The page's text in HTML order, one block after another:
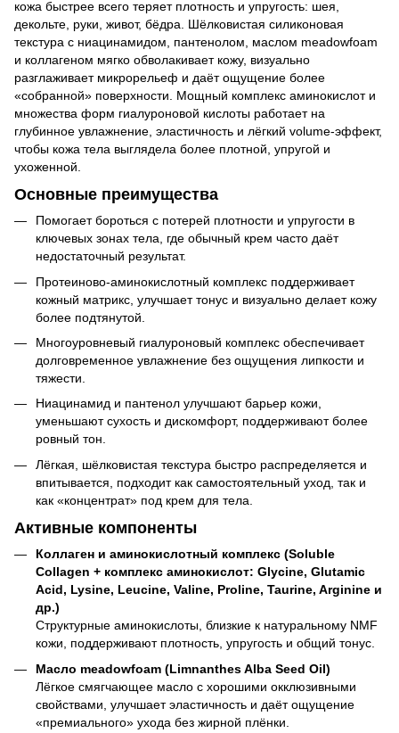
кожа быстрее всего теряет плотность и упругость: шея,
декольте, руки, живот, бёдра. Шёлковистая силиконовая
текстура с ниацинамидом, пантенолом, маслом meadowfoam
и коллагеном мягко обволакивает кожу, визуально
разглаживает микрорельеф и даёт ощущение более
«собранной» поверхности. Мощный комплекс аминокислот и
множества форм гиалуроновой кислоты работает на
глубинное увлажнение, эластичность и лёгкий volume-эффект,
чтобы кожа тела выглядела более плотной, упругой и
ухоженной.
Основные преимущества
Помогает бороться с потерей плотности и упругости в
ключевых зонах тела, где обычный крем часто даёт
недостаточный результат.
Протеиново-аминокислотный комплекс поддерживает
кожный матрикс, улучшает тонус и визуально делает кожу
более подтянутой.
Многоуровневый гиалуроновый комплекс обеспечивает
долговременное увлажнение без ощущения липкости и
тяжести.
Ниацинамид и пантенол улучшают барьер кожи,
уменьшают сухость и дискомфорт, поддерживают более
ровный тон.
Лёгкая, шёлковистая текстура быстро распределяется и
впитывается, подходит как самостоятельный уход, так и
как «концентрат» под крем для тела.
Активные компоненты
Коллаген и аминокислотный комплекс (Soluble
Collagen + комплекс аминокислот: Glycine, Glutamic
Acid, Lysine, Leucine, Valine, Proline, Taurine, Arginine и
др.)
Структурные аминокислоты, близкие к натуральному NMF
кожи, поддерживают плотность, упругость и общий тонус.
Масло meadowfoam (Limnanthes Alba Seed Oil)
Лёгкое смягчающее масло с хорошими окклюзивными
свойствами, улучшает эластичность и даёт ощущение
«премиального» ухода без жирной плёнки.